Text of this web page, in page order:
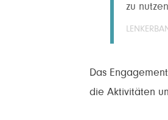
zu
Das
die Aktivitäten